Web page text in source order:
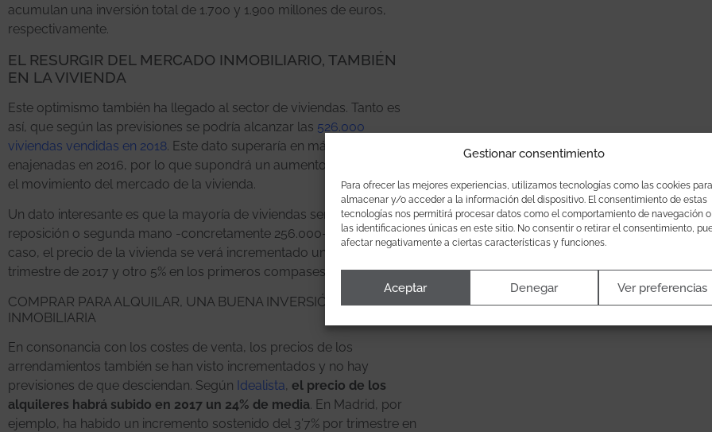
Gestionar consentimiento
Para ofrecer las mejores experiencias, utilizamos tecnologías como las cookies para
almacenar y/o acceder a la información del dispositivo. El consentimiento de estas
tecnologías nos permitirá procesar datos como el comportamiento de navegación o
las identificaciones únicas en este sitio. No consentir o retirar el consentimiento,
afectar negativamente a ciertas características y funciones.
Aceptar Denegar Ver preferencias
acumulan una inversión total de 1.700 y 1.900 millones de euros,
respectivamente.
EL RESURGIR DEL MERCADO INMOBILIARIO, TAMBIÉN
EN LA VIVIENDA
Este optimismo también ha llegado al sector de viviendas. Tanto es
así, que según las previsiones se podría alcanzar las 526.000
viviendas vendidas en 2018. Este dato superaría en más de un 10% las
enajenadas en 2016, por lo que supondrá un aumento significativo en
el movimiento del mercado de la vivienda.
Un dato interesante es que la mayoría de viviendas serán de
reposición o segunda mano -concretamente 256.000-. En cualquier
caso, el precio de la vivienda se verá incrementado un 5% en el cuarto
trimestre de 2017 y otro 5% en los primeros compases de 2018.
COMPRAR PARA ALQUILAR, UNA BUENA INVERSIÓN
INMOBILIARIA
En consonancia con los costes de venta, los precios de los
arrendamientos también se han visto incrementados y no hay
previsiones de que desciendan. Según Idealista, el precio de los
alquileres habrá subido en 2017 un 24% de media. En Madrid, por
ejemplo, ha habido un incremento sostenido del 3’7% por trimestre en